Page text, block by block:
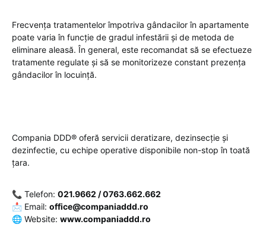
Frecvența tratamentelor împotriva gândacilor în apartamente
poate varia în funcție de gradul infestării și de metoda de
eliminare aleasă. În general, este recomandat să se efectueze
tratamente regulate și să se monitorizeze constant prezența
gândacilor în locuință.
Compania DDD® oferă servicii deratizare, dezinsecție și
dezinfectie, cu echipe operative disponibile non-stop în toată
țara.
📞 Telefon: 021.9662 / 0763.662.662
📩 Email: office@companiaddd.ro
🌐 Website: www.companiaddd.ro